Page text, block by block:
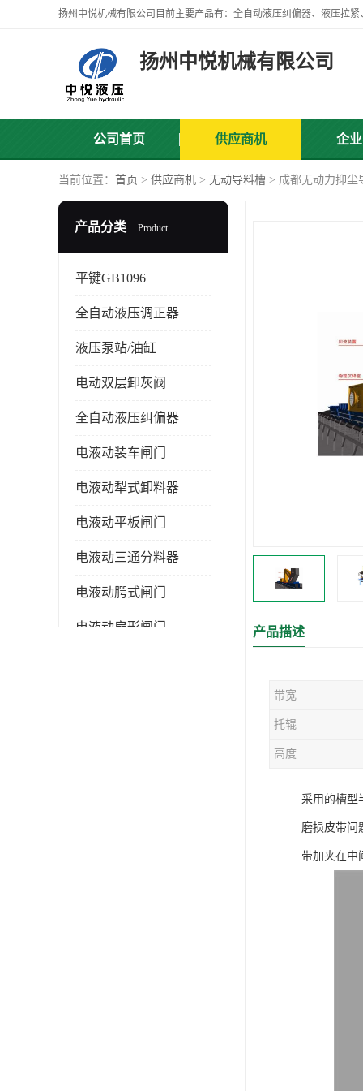
扬州中悦机械有限公司
公司首页 供应商机 企
当前位置： 首页 > 供应商机 > 无动导料槽 > 成都无动力抑尘
产品分类 Product
平键GB1096
全自动液压调正器
液压泵站/油缸
电动双层卸灰阀
全自动液压纠偏器
电液动装车闸门
电液动犁式卸料器
电液动平板闸门
电液动三通分料器
电液动腭式闸门
电液动扇形闸门 产品描述
带宽
托辊
高度
采用的槽型
磨损皮带问
带加夹在中